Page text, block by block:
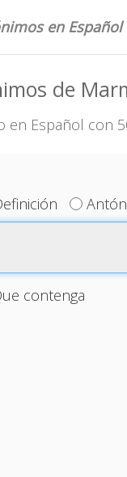
en Español
de
en Español con
contenga